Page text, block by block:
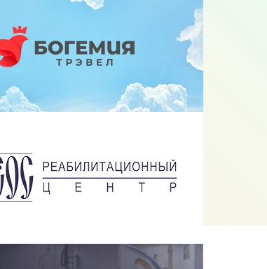
Разработка сайта РЦ «Элеос»